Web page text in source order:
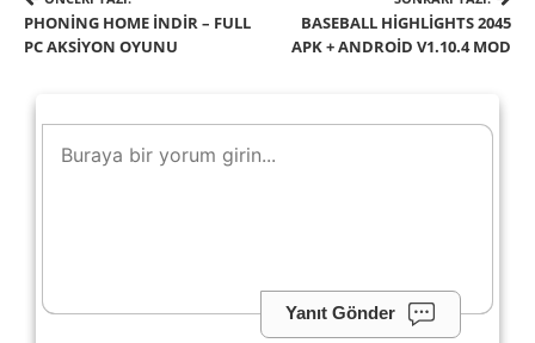
PHONING HOME İNDIR – FULL
PC AKSIYON OYUNU
BASEBALL HIGHLIGHTS 2045
APK + ANDROID V1.10.4 MOD
Yanıt Gönder